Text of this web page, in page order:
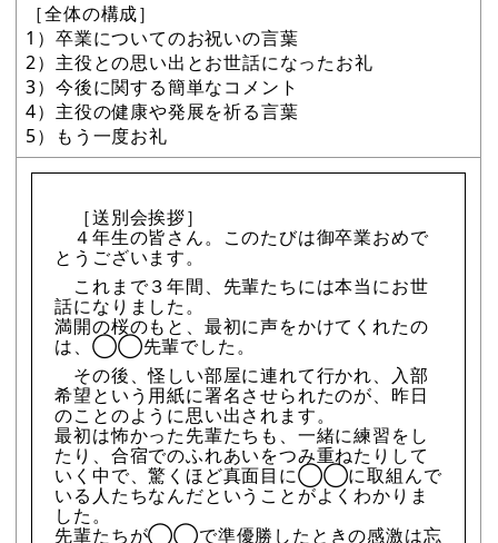
［全体の構成］
1）卒業についてのお祝いの言葉
2）主役との思い出とお世話になったお礼
3）今後に関する簡単なコメント
4）主役の健康や発展を祈る言葉
5）もう一度お礼
［送別会挨拶］
４年生の皆さん。このたびは御卒業おめで
とうございます。
これまで３年間、先輩たちには本当にお世
話になりました。
満開の桜のもと、最初に声をかけてくれたの
は、◯◯先輩でした。
その後、怪しい部屋に連れて行かれ、入部
希望という用紙に署名させられたのが、昨日
のことのように思い出されます。
最初は怖かった先輩たちも、一緒に練習をし
たり、合宿でのふれあいをつみ重ねたりして
いく中で、驚くほど真面目に◯◯に取組んで
いる人たちなんだということがよくわかりま
した。
先輩たちが◯◯で準優勝したときの感激は忘